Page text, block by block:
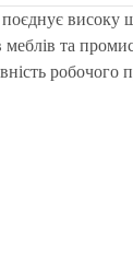
високу
меблів та
робочого